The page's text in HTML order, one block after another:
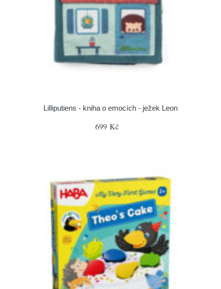
Lilliputiens - kniha o emocích - ježek Leon
699 Kč